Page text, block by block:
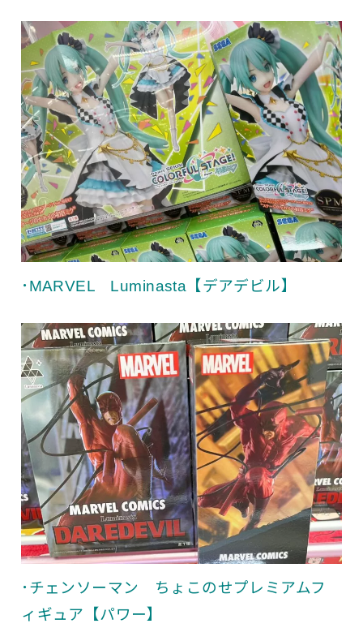
･MARVEL Luminasta【デアデビル】
･チェンソーマン ちょこのせプレミアムフ
ィギュア【パワー】